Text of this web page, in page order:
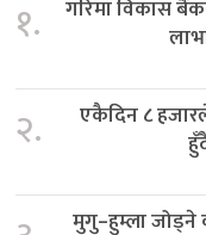
१.
गरिमा विकास
२.
एकैदिन ८
मुगु–हुम्ला जोड्ने